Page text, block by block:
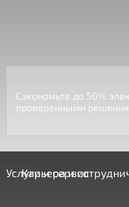
Сэкономьте до 50%
проверенными
Услуги и сервис
Карьера и